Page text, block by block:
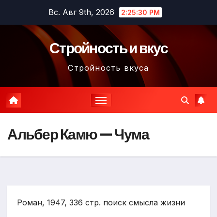
содержимому
Вс. Авг 9th, 2026 2:25:31 PM
Стройность и вкус
Стройность вкуса
Альбер Камю — Чума
Роман, 1947, 336 стр. поиск смысла жизни